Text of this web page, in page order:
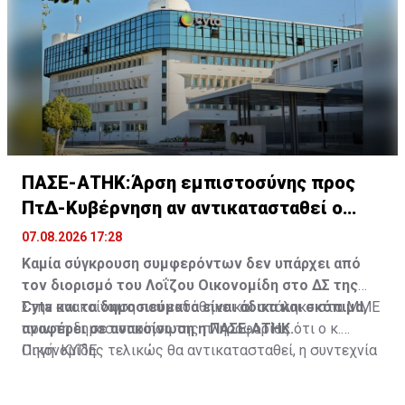
αναγκαίες ενέργειες.
χώρους που έχουν διαμορφωθεί, δυτικά των
κτιριακών εγκαταστάσεων, πλησίον των χώρων
αναμονής των λεωφορείων.
ΠΑΣΕ-ΑΤΗΚ:Άρση εμπιστοσύνης προς
ΠτΔ-Κυβέρνηση αν αντικατασταθεί ο
Οικονομίδης
07.08.2026 17:28
Καμία σύγκρουση συμφερόντων δεν υπάρχει από
τον διορισμό του Λοΐζου Οικονομίδη στο ΔΣ της
Cyta και τα δημοσιεύματα είναι άδικα και σκόπιμα,
αναφέρει σε ανακοίνωση η ΠΑΣΕ-ΑΤΗΚ.
Στην ανακοίνωση που εκδόθηκε και στάληκε στα ΜΜΕ
πριν τη δημοσιοποίηση της πληροφορίας ότι ο κ.
Οικονομίδης τελικώς θα αντικατασταθεί, η συντεχνία
Πηγή: ΚΥΠΕ